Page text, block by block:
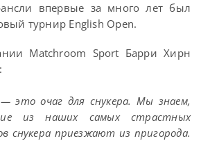
впервые за много лет был
турнир English Open.
Matchroom Sport Барри Хирн
это очаг для снукера. Мы знаем,
из наших самых страстных
снукера приезжают из пригорода.